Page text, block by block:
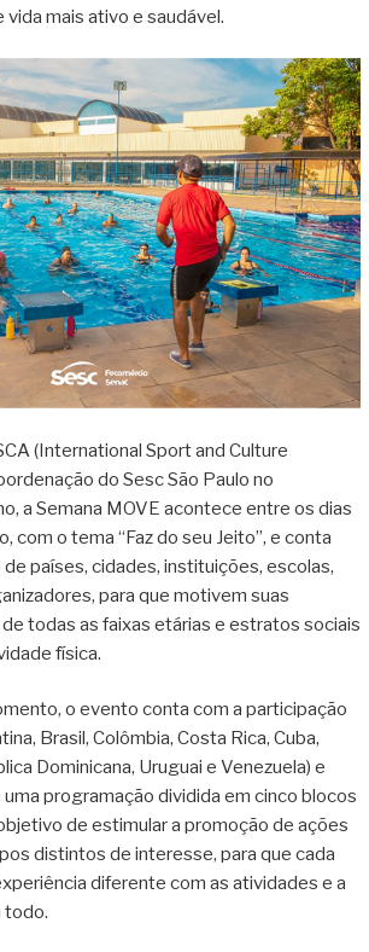
mais ativo e saudável.
(International Sport and Culture
do Sesc São Paulo no
a Semana MOVE acontece entre os dias
com o tema “Faz do seu Jeito”, e conta
países, cidades, instituições, escolas,
para que motivem suas
todas as faixas etárias e estratos sociais
física.
o evento conta com a participação
Brasil, Colômbia, Costa Rica, Cuba,
Dominicana, Uruguai e Venezuela) e
programação dividida em cinco blocos
de estimular a promoção de ações
distintos de interesse, para que cada
diferente com as atividades e a
todo.